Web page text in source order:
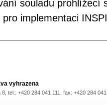
souladu prohlížecí
implementaci
vyhrazena
tel.: +420 284 041 111, fax: +420 284